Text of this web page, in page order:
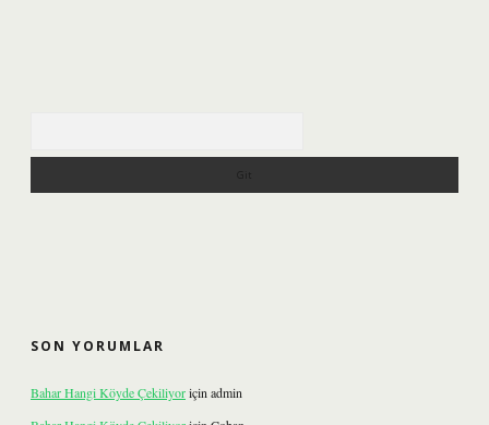
SON YORUMLAR
Bahar Hangi Köyde Çekiliyoriçin admin